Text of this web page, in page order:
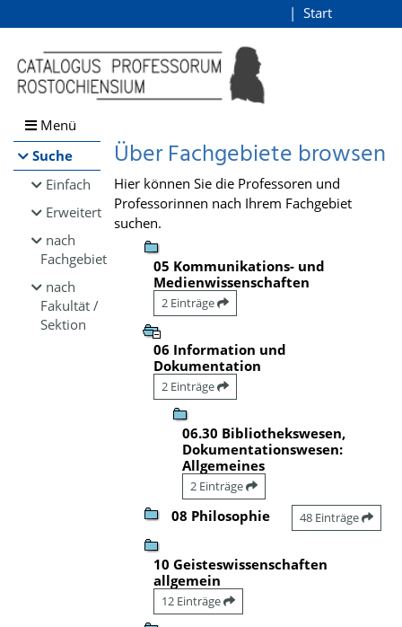
Browsen
direkt zum Inhalt
Start
Menü
Suche
Einfach
Erweitert
nach
Fachgebiet
nach
Fakultät /
Sektion
Über Fachgebiete browsen
Hier können Sie die Professoren und
Professorinnen nach Ihrem Fachgebiet
suchen.
05 Kommunikations- und
Medienwissenschaften
2 Einträge
06 Information und
Dokumentation
2 Einträge
06.30 Bibliothekswesen,
Dokumentationswesen:
Allgemeines
2 Einträge
08 Philosophie 48 Einträge
10 Geisteswissenschaften
allgemein
12 Einträge